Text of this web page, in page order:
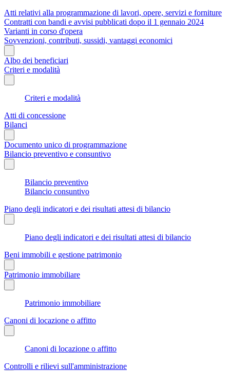
Atti relativi alla programmazione di lavori, opere, servizi e forniture
Contratti con bandi e avvisi pubblicati dopo il 1 gennaio 2024
Varianti in corso d'opera
Sovvenzioni, contributi, sussidi, vantaggi economici
Albo dei beneficiari
Criteri e modalità
Criteri e modalità
Atti di concessione
Bilanci
Documento unico di programmazione
Bilancio preventivo e consuntivo
Bilancio preventivo
Bilancio consuntivo
Piano degli indicatori e dei risultati attesi di bilancio
Piano degli indicatori e dei risultati attesi di bilancio
Beni immobili e gestione patrimonio
Patrimonio immobiliare
Patrimonio immobiliare
Canoni di locazione o affitto
Canoni di locazione o affitto
Controlli e rilievi sull'amministrazione